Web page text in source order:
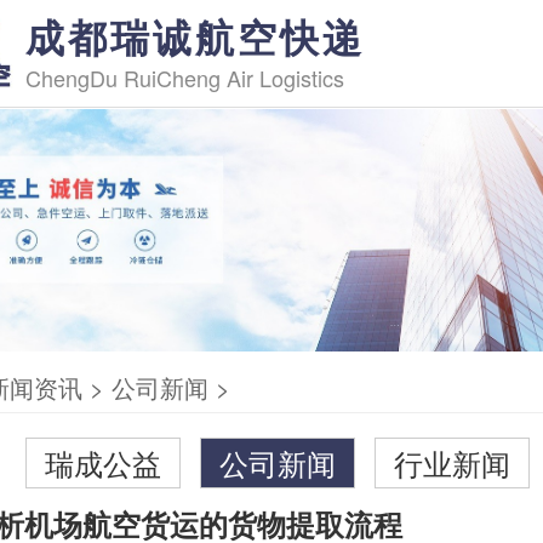
成都瑞诚航空快递
ChengDu RuiCheng Air Logistics
闻资讯 > 公司新闻 >
瑞成公益 公司新闻 行业新闻
机场航空货运的货物提取流程